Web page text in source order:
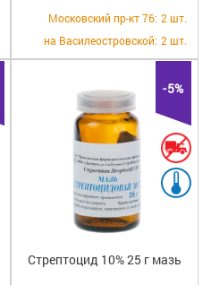
Московский пр-кт 76: 2 шт.
на Василеостровской: 2 шт.
-5%
Стрептоцид 10% 25 г мазь